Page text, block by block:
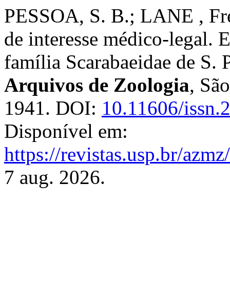
PESSOA, S. B.; LANE ,
de interesse médico-legal.
família Scarabaeidae de S.
Arquivos de Zoologia,
1941. DOI: 10.11606/
Disponível em:
https://revistas.usp.br/
7 aug. 2026.